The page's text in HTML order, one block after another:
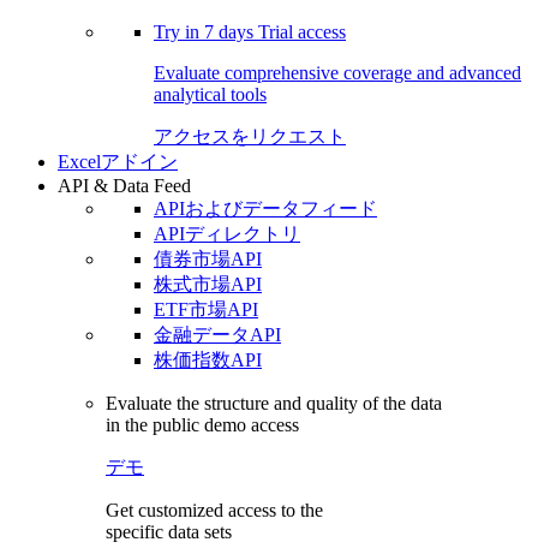
Try in 7 days Trial access
Evaluate comprehensive coverage and advanced
analytical tools
アクセスをリクエスト
Excelアドイン
API & Data Feed
APIおよびデータフィード
APIディレクトリ
債券市場API
株式市場API
ETF市場API
金融データAPI
株価指数API
Evaluate the structure and quality of the data
in the public demo access
デモ
Get customized access to the
specific data sets